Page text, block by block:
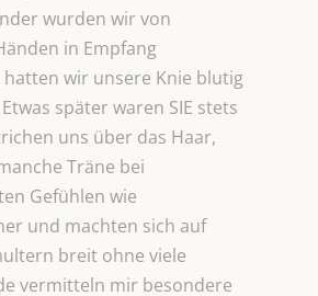
wurden wir von
in Empfang
wir unsere Knie blutig
später waren SIE stets
uns über das Haar,
Träne bei
Gefühlen wie
und machten sich auf
breit ohne viele
vermitteln mir besondere